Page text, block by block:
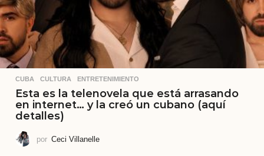
CUBA ,CULTURA ,ENTRETENIMIENTO
Esta es la telenovela que está arrasando
en internet… y la creó un cubano (aquí
detalles)
por Ceci Villanelle